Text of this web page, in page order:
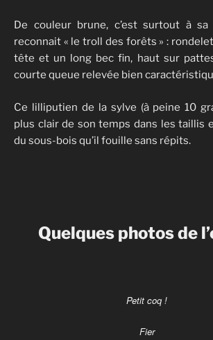
De couleur brune, c’est surtout à sa
reconnait « le troll des forêts » :
tête et un long bec fin, haut sur
courte queue relevée bien
Ce lilliputien de la sylve (à peine 10
plus clair de son temps dans les taillis
du sous-bois qu’il fouille sans répits.
Quelques photos de
Petit coq !
Fier